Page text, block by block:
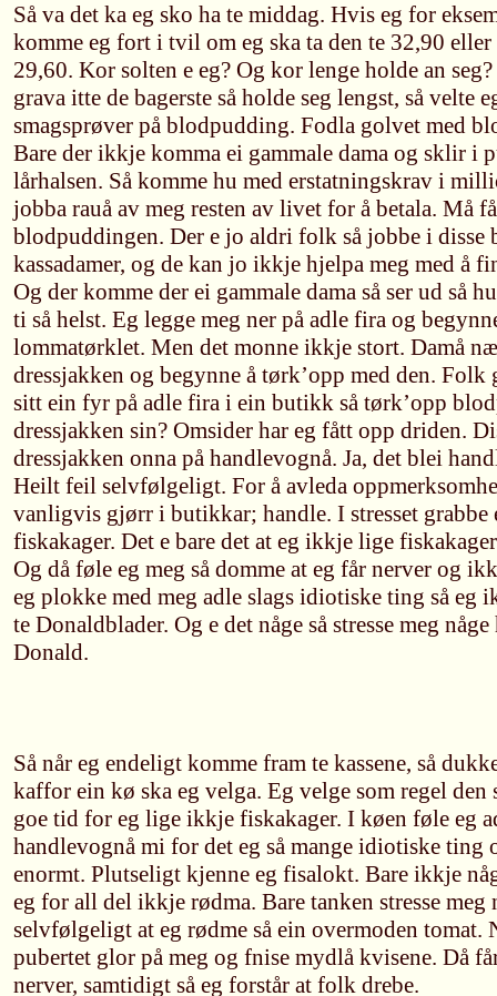
Så va det ka eg sko ha te middag. Hvis eg for
komme eg fort i tvil om eg ska ta den te 32,90
29,60. Kor solten e eg? Og kor lenge holde an
grava itte de bagerste så holde seg lengst, så velte
smagsprøver på blodpudding. Fodla golvet med
Bare der ikkje komma ei gammale dama og sklir i
lårhalsen. Så komme hu med erstatningskrav i
jobba rauå av meg resten av livet for å betala. Må
blodpuddingen. Der e jo aldri folk så jobbe i disse
kassadamer, og de kan jo ikkje hjelpa meg med å
Og der komme der ei gammale dama så ser ud så
ti så helst. Eg legge meg ner på adle fira og
lommatørklet. Men det monne ikkje stort. Damå
dressjakken og begynne å tørk’opp med den.
sitt ein fyr på adle fira i ein butikk så tørk’opp
dressjakken sin? Omsider har eg fått opp driden.
dressjakken onna på handlevognå. Ja, det blei
Heilt feil selvfølgeligt. For å avleda
vanligvis gjørr i butikkar; handle. I stresset grabbe
fiskakager. Det e bare det at eg ikkje lige
Og då føle eg meg så domme at eg får nerver og
eg plokke med meg adle slags idiotiske ting så eg
te Donaldblader. Og e det någe så stresse meg
Donald.
Så når eg endeligt komme fram te kassene, så
kaffor ein kø ska eg velga. Eg velge som regel den
goe tid for eg lige ikkje fiskakager. I køen føle eg
handlevognå mi for det eg så mange idiotiske ting
enormt. Plutseligt kjenne eg fisalokt. Bare ikkje
eg for all del ikkje rødma. Bare tanken stresse meg
selvfølgeligt at eg rødme så ein overmoden tomat.
pubertet glor på meg og fnise mydlå kvisene. Då
nerver, samtidigt så eg forstår at folk drebe.